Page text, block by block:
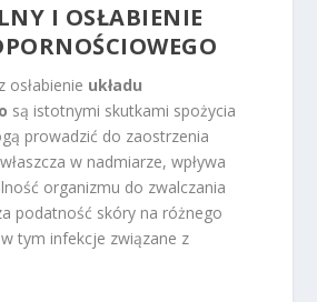
I OSŁABIENIE
osłabienie układu
są istotnymi skutkami spożycia
prowadzić do zaostrzenia
w nadmiarze, wpływa
organizmu do zwalczania
podatność skóry na różnego
tym infekcje związane z